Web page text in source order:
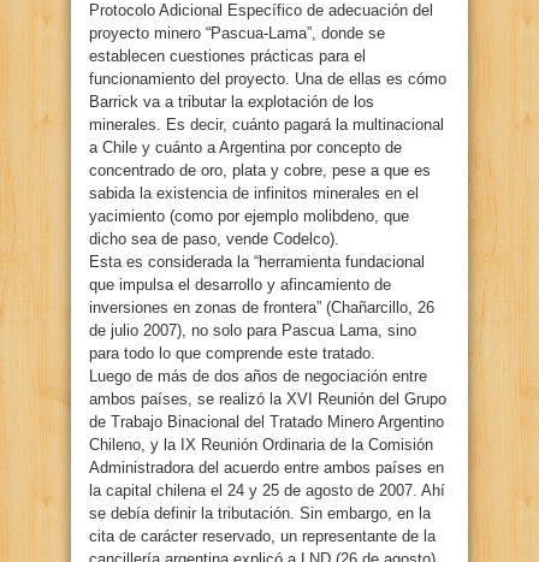
Protocolo Adicional Específico de adecuación del
proyecto minero “Pascua-Lama”, donde se
establecen cuestiones prácticas para el
funcionamiento del proyecto. Una de ellas es cómo
Barrick va a tributar la explotación de los
minerales. Es decir, cuánto pagará la multinacional
a Chile y cuánto a Argentina por concepto de
concentrado de oro, plata y cobre, pese a que es
sabida la existencia de infinitos minerales en el
yacimiento (como por ejemplo molibdeno, que
dicho sea de paso, vende Codelco).
Esta es considerada la “herramienta fundacional
que impulsa el desarrollo y afincamiento de
inversiones en zonas de frontera” (Chañarcillo, 26
de julio 2007), no solo para Pascua Lama, sino
para todo lo que comprende este tratado.
Luego de más de dos años de negociación entre
ambos países, se realizó la XVI Reunión del Grupo
de Trabajo Binacional del Tratado Minero Argentino
Chileno, y la IX Reunión Ordinaria de la Comisión
Administradora del acuerdo entre ambos países en
la capital chilena el 24 y 25 de agosto de 2007. Ahí
se debía definir la tributación. Sin embargo, en la
cita de carácter reservado, un representante de la